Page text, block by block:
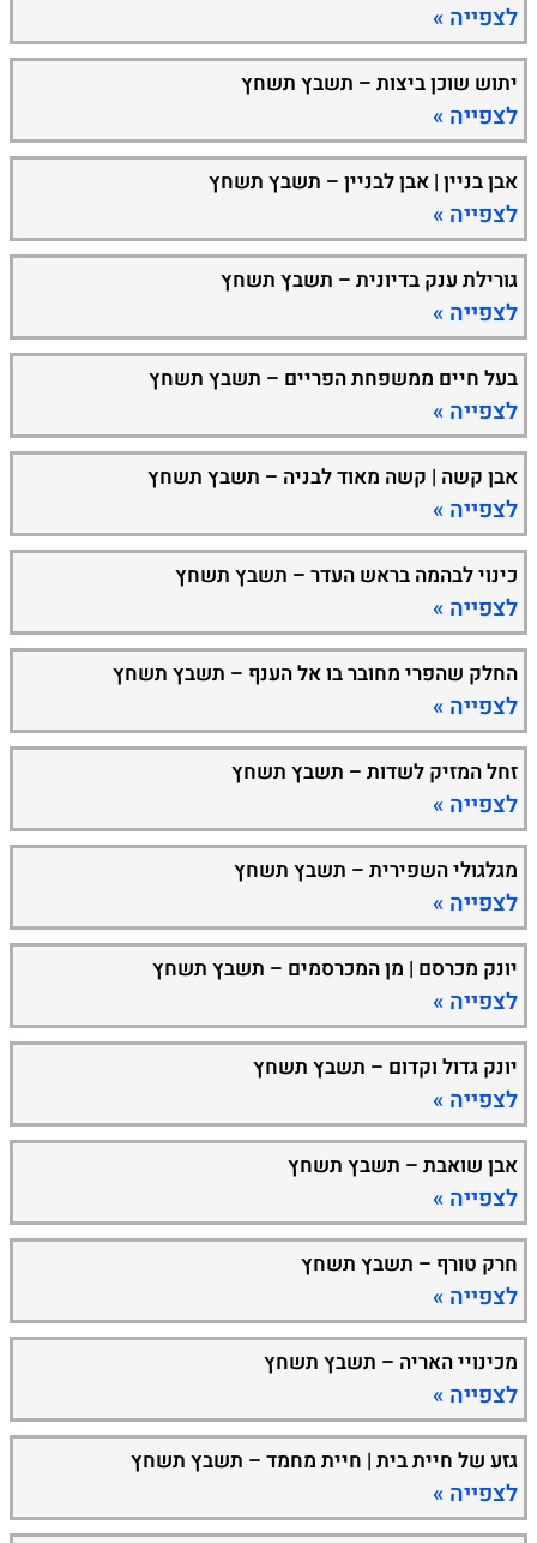
לצפייה »
יתוש שוכן ביצות – תשבץ תשחץ
לצפייה »
אבן בניין | אבן לבניין – תשבץ תשחץ
לצפייה »
גורילת ענק בדיונית – תשבץ תשחץ
לצפייה »
בעל חיים ממשפחת הפריים – תשבץ תשחץ
לצפייה »
אבן קשה | קשה מאוד לבניה – תשבץ תשחץ
לצפייה »
כינוי לבהמה בראש העדר – תשבץ תשחץ
לצפייה »
החלק שהפרי מחובר בו אל הענף – תשבץ תשחץ
לצפייה »
זחל המזיק לשדות – תשבץ תשחץ
לצפייה »
מגלגולי השפירית – תשבץ תשחץ
לצפייה »
יונק מכרסם | מן המכרסמים – תשבץ תשחץ
לצפייה »
יונק גדול וקדום – תשבץ תשחץ
לצפייה »
אבן שואבת – תשבץ תשחץ
לצפייה »
חרק טורף – תשבץ תשחץ
לצפייה »
מכינויי האריה – תשבץ תשחץ
לצפייה »
גזע של חיית בית | חיית מחמד – תשבץ תשחץ
לצפייה »